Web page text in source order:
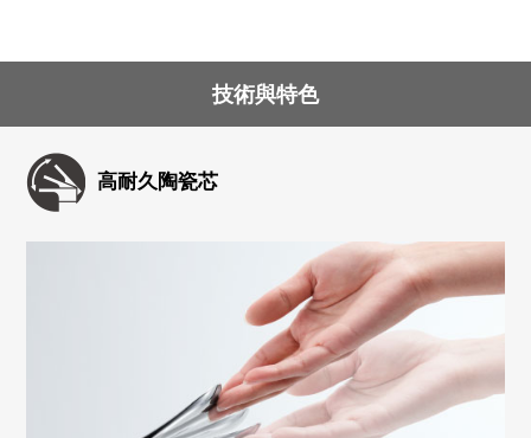
技術與特色
高耐久陶瓷芯